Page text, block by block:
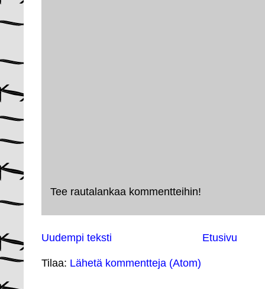
Tee rautalankaa kommentteihin!
Uudempi teksti Etusivu
Tilaa: Lähetä kommentteja (Atom)